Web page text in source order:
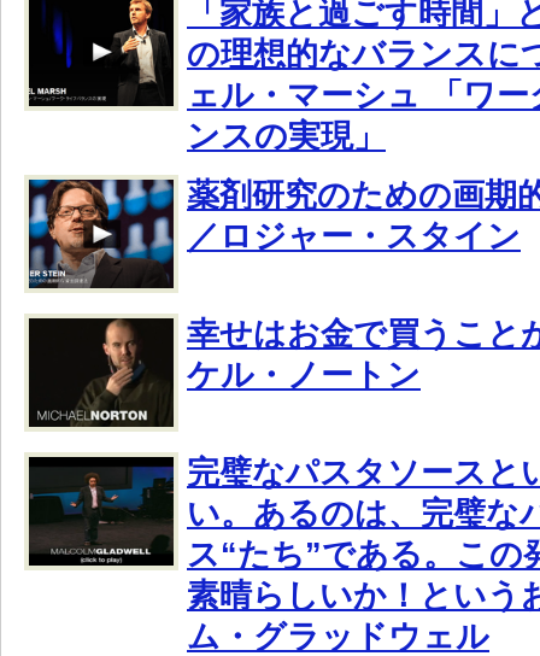
「家族と過ごす時間」
の理想的なバランスに
ェル・マーシュ 「ワ
ンスの実現」
薬剤研究のための画期
／ロジャー・スタイン
幸せはお金で買うこと
ケル・ノートン
完璧なパスタソースと
い。あるのは、完璧な
ス“たち”である。この
素晴らしいか！という
ム・グラッドウェル